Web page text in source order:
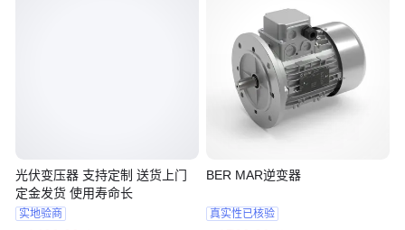
光伏变压器 支持定制 送货上门
定金发货 使用寿命长
实地验商
BER MAR逆变器
真实性已核验